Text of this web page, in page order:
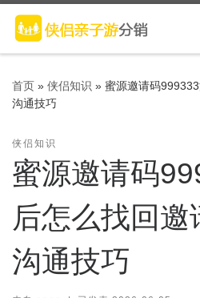
Skip to content
首页 » 侠侣知识 » 蜜源邀请码
沟通技巧
侠侣知识
蜜源邀请码
后怎么找回邀
沟通技巧